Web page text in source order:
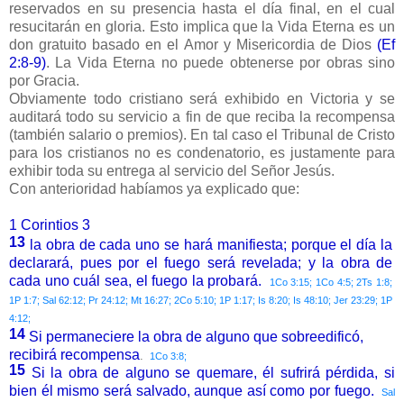
reservados en su presencia hasta el día final, en el cual
resucitarán en gloria. Esto implica que la Vida Eterna es un
don gratuito basado en el Amor y Misericordia de Dios(Ef
2:8-9). La Vida Eterna no puede obtenerse por obras sino
por Gracia.
Obviamente todo cristiano será exhibido en Victoria y se
auditará todo su servicio a fin de que reciba la recompensa
(también salario o premios). En tal caso el Tribunal de Cristo
para los cristianos no es condenatorio, es justamente para
exhibir toda su entrega al servicio del Señor Jesús.
Con anterioridad habíamos ya explicado que:
1 Corintios 3
13 la obra de cada uno se hará manifiesta; porque el día la
declarará, pues por el fuego será revelada; y la obra de
cada uno cuál sea, el fuego la probará.
1Co 3:15; 1Co 4:5; 2Ts 1:8;
1P 1:7; Sal 62:12; Pr 24:12; Mt 16:27; 2Co 5:10; 1P 1:17; Is 8:20; Is 48:10; Jer 23:29; 1P
4:12;
14 Si permaneciere la obra de alguno que sobreedificó,
recibirá recompensa. 1Co 3:8;
15 Si la obra de alguno se quemare, él sufrirá pérdida, si
bien él mismo será salvado, aunque así como por fuego.
Sal